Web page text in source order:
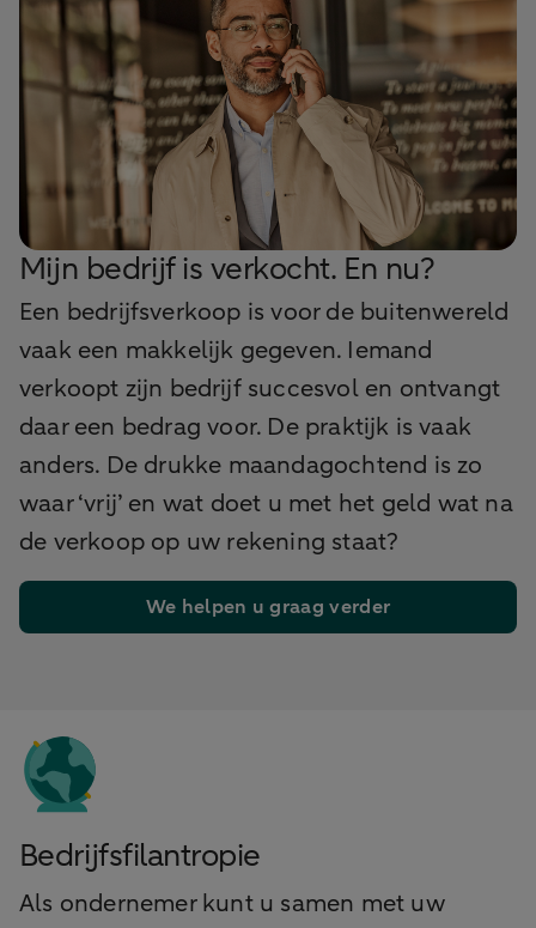
Mijn bedrijf is verkocht. En nu?
Een bedrijfsverkoop is voor de buitenwereld
vaak een makkelijk gegeven. Iemand
verkoopt zijn bedrijf succesvol en ontvangt
daar een bedrag voor. De praktijk is vaak
anders. De drukke maandagochtend is zo
waar ‘vrij’ en wat doet u met het geld wat na
de verkoop op uw rekening staat?
We helpen u graag verder
Bedrijfsfilantropie
Als ondernemer kunt u samen met uw